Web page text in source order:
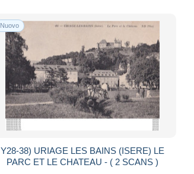
Nuovo
Y28-38) URIAGE LES BAINS (ISERE) LE
PARC ET LE CHATEAU - ( 2 SCANS )